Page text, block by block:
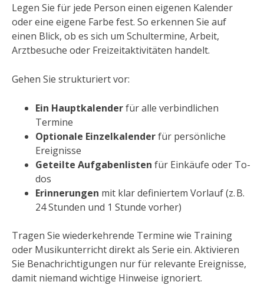
Legen Sie für jede Person einen eigenen Kalender
oder eine eigene Farbe fest. So erkennen Sie auf
einen Blick, ob es sich um Schultermine, Arbeit,
Arztbesuche oder Freizeitaktivitäten handelt.
Gehen Sie strukturiert vor:
Ein Hauptkalenderfür alle verbindlichen
Termine
Optionale Einzelkalenderfür persönliche
Ereignisse
Geteilte Aufgabenlisten für Einkäufe oder To-
dos
Erinnerungen mit klar definiertem Vorlauf (z. B.
24 Stunden und 1 Stunde vorher)
Tragen Sie wiederkehrende Termine wie Training
oder Musikunterricht direkt als Serie ein. Aktivieren
Sie Benachrichtigungen nur für relevante Ereignisse,
damit niemand wichtige Hinweise ignoriert.